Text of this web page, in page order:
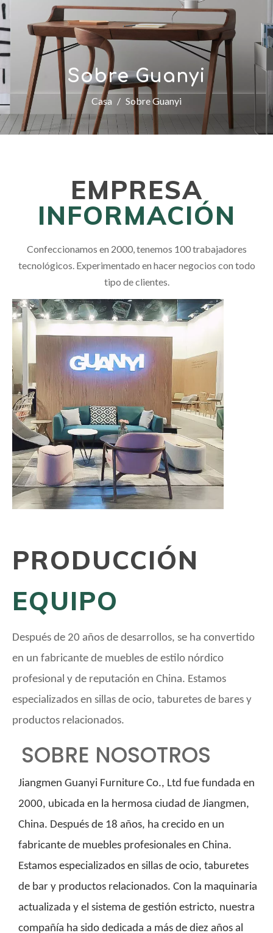
Sobre Guanyi
Casa / Sobre Guanyi
EMPRESA
INFORMACIÓN
Confeccionamos en 2000, tenemos 100 trabajadores
tecnológicos. Experimentado en hacer negocios con todo
tipo de clientes.
PRODUCCIÓN
EQUIPO
Después de 20 años de desarrollos, se ha convertido
en un fabricante de muebles de estilo nórdico
profesional y de reputación en China. Estamos
especializados en sillas de ocio, taburetes de bares y
productos relacionados.
SOBRE NOSOTROS
Jiangmen Guanyi Furniture Co., Ltd fue fundada en
2000, ubicada en la hermosa ciudad de Jiangmen,
China. Después de 18 años, ha crecido en un
fabricante de muebles profesionales en China.
Estamos especializados en sillas de ocio, taburetes
de bar y productos relacionados. Con la maquinaria
actualizada y el sistema de gestión estricto, nuestra
compañía ha sido dedicada a más de diez años al